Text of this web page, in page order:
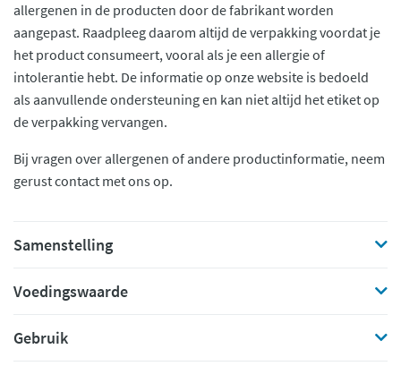
allergenen in de producten door de fabrikant worden
aangepast. Raadpleeg daarom altijd de verpakking voordat je
het product consumeert, vooral als je een allergie of
intolerantie hebt. De informatie op onze website is bedoeld
als aanvullende ondersteuning en kan niet altijd het etiket op
de verpakking vervangen.
Bij vragen over allergenen of andere productinformatie, neem
gerust contact met ons op.
Samenstelling
Voedingswaarde
Gebruik